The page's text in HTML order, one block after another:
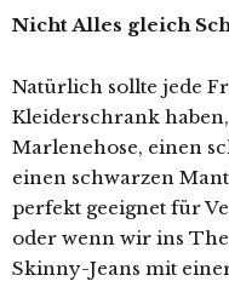
Nicht Alles gleich
Natürlich sollte jede
Kleiderschrank
Marlenehose, einen
einen schwarzen
perfekt geeignet für
oder wenn wir ins
Skinny-Jeans mit